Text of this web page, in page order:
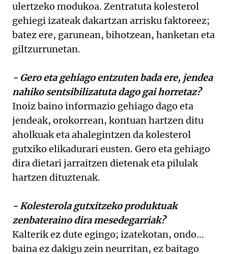
ulertzeko modukoa. Zentratuta kolesterol
gehiegi izateak dakartzan arrisku faktoreez;
batez ere, garunean, bihotzean, hanketan eta
giltzurrunetan.
- Gero eta gehiago entzuten bada ere, jendea
nahiko sentsibilizatuta dago gai horretaz?
Inoiz baino informazio gehiago dago eta
jendeak, orokorrean, kontuan hartzen ditu
aholkuak eta ahalegintzen da kolesterol
gutxiko elikadurari eusten. Gero eta gehiago
dira dietari jarraitzen dietenak eta pilulak
hartzen dituztenak.
- Kolesterola gutxitzeko produktuak
zenbateraino dira mesedegarriak?
Kalterik ez dute egingo; izatekotan, ondo...
baina ez dakigu zein neurritan, ez baitago